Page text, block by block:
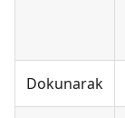
Dokunarak